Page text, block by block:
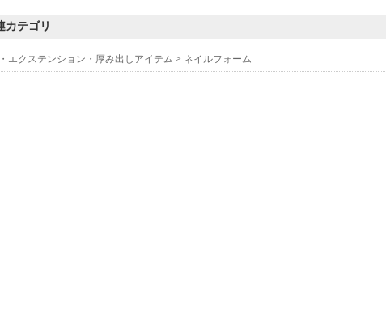
カテゴリ
エクステンション・厚み出しアイテム > ネイルフォーム